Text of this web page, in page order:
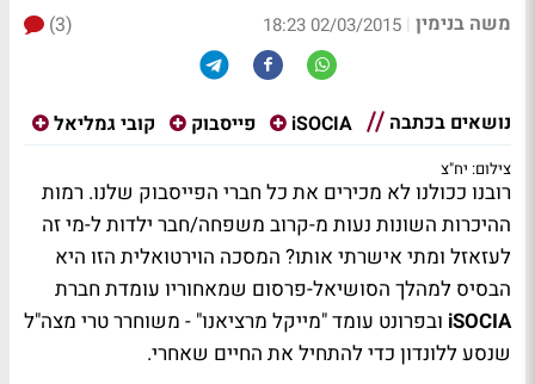
משה בנימין |
02/03/2015 18:23
(3)
נושאים בכתבה iSOCIA פייסבוק קובי גמליאל
צילום: יח"צ
רובנו ככולנו לא מכירים את כל חברי הפייסבוק שלנו. רמות
ההיכרות השונות נעות מ-קרוב משפחה/חבר ילדות ל-מי זה
לעזאזל ומתי אישרתי אותו? המסכה הוירטואלית הזו היא
הבסיס למהלך הסושיאל-פרסום שמאחוריו עומדת חברת
iSOCIA ובפרונט עומד "מייקל מרציאנו" - משוחרר טרי מצה"ל
שנסע ללונדון כדי להתחיל את החיים שאחרי.